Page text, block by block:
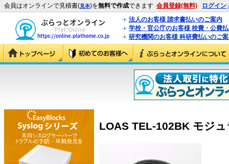
会員はオンラインで見積書(見本)を無料で作成できます 会員登録(無料) ログイン
法人のお客様 請求書払いのご案内
学校・官公庁のお客様 校費・公費
研究機関のお客様 科研費払いのご
LOAS TEL-102BK モジ